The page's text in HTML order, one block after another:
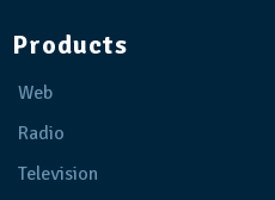
Products
Web
Radio
Television